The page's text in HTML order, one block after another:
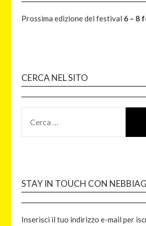
Prossima edizione del festival 6 – 8
CERCA NEL SITO
STAY IN TOUCH CON
Inserisci il tuo indirizzo e-mail per